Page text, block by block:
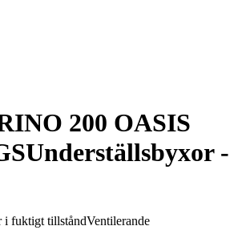
200 OASIS
Underställsbyxor -
i fuktigt tillståndVentilerande